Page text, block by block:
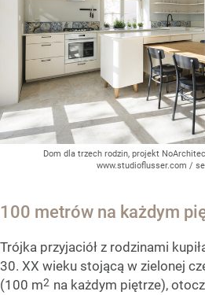
Dom dla trzech rodzin, projekt
www.studioflusser.com /
100 metrów na każdym
Trójka przyjaciół z rodzinami
30. XX wieku stojącą w zielonej
(100 m2 na każdym piętrze),